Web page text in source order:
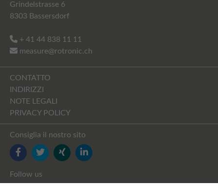
Grindelstrasse 6
8303 Bassersdorf
+ 41 44 838 11 11
measure@rotronic.ch
CONTATTO
INDIRIZZI
NOTE LEGALI
PRIVACY POLICY
Consiglia il nostro sito
FACEBOOK
TWITTERYOUTUBELINKEDIN
Follow us